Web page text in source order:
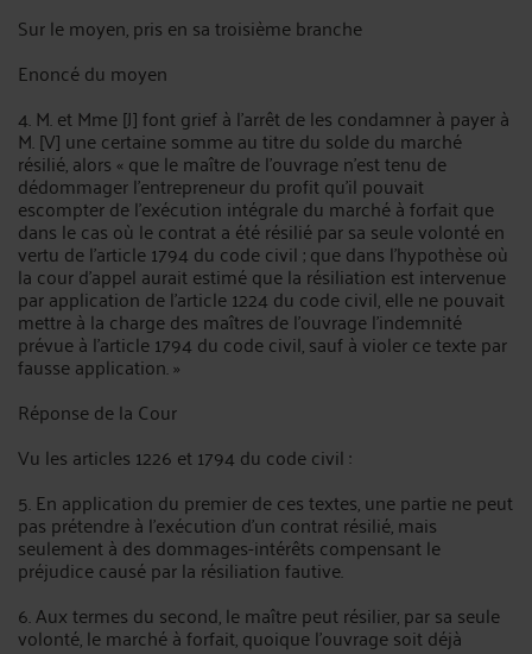
Sur le moyen, pris en sa troisième branche
Enoncé du moyen
4. M. et Mme [J] font grief à l'arrêt de les condamner à payer à
M. [V] une certaine somme au titre du solde du marché
résilié, alors « que le maître de l'ouvrage n'est tenu de
dédommager l'entrepreneur du profit qu'il pouvait
escompter de l'exécution intégrale du marché à forfait que
dans le cas où le contrat a été résilié par sa seule volonté en
vertu de l'article 1794 du code civil ; que dans l'hypothèse où
la cour d'appel aurait estimé que la résiliation est intervenue
par application de l'article 1224 du code civil, elle ne pouvait
mettre à la charge des maîtres de l'ouvrage l'indemnité
prévue à l'article 1794 du code civil, sauf à violer ce texte par
fausse application. »
Réponse de la Cour
Vu les articles 1226 et 1794 du code civil :
5. En application du premier de ces textes, une partie ne peut
pas prétendre à l'exécution d'un contrat résilié, mais
seulement à des dommages-intérêts compensant le
préjudice causé par la résiliation fautive.
6. Aux termes du second, le maître peut résilier, par sa seule
volonté, le marché à forfait, quoique l'ouvrage soit déjà